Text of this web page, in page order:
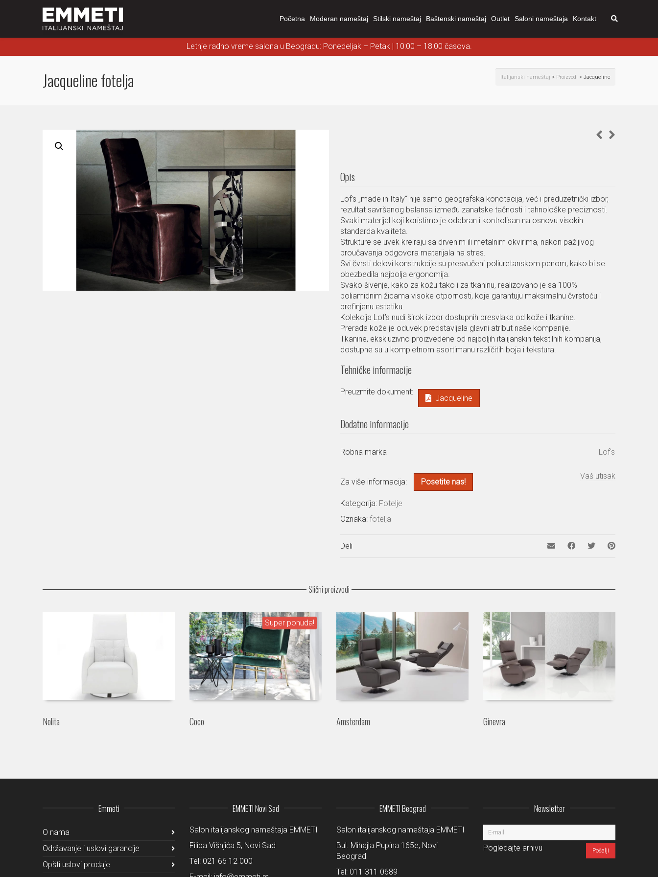
Početna Moderan nameštaj Stilski nameštaj Baštenski nameštaj Outlet Saloni nameštaja Kontakt
Letnje radno vreme salona u Beogradu: Ponedeljak – Petak | 10:00 – 18:00 časova.
Jacqueline fotelja Italijanski nameštaj > Proizvodi > Jacqueline
Opis
Lof’s „made in Italy“ nije samo geografska konotacija, već i preduzetnički izbor,
rezultat savršenog balansa između zanatske tačnosti i tehnološke preciznosti.
Svaki materijal koji koristimo je odabran i kontrolisan na osnovu visokih
standarda kvaliteta.
Strukture se uvek kreiraju sa drvenim ili metalnim okvirima, nakon pažljivog
proučavanja odgovora materijala na stres.
Svi čvrsti delovi konstrukcije su presvučeni poliuretanskom penom, kako bi se
obezbedila najbolja ergonomija.
Svako šivenje, kako za kožu tako i za tkaninu, realizovano je sa 100%
poliamidnim žicama visoke otpornosti, koje garantuju maksimalnu čvrstoću i
prefinjenu estetiku.
Kolekcija Lof’s nudi širok izbor dostupnih presvlaka od kože i tkanine.
Prerada kože je oduvek predstavljala glavni atribut naše kompanije.
Tkanine, ekskluzivno proizvedene od najboljih italijanskih tekstilnih kompanija,
dostupne su u kompletnom asortimanu različitih boja i tekstura.
Tehničke informacije
Preuzmite dokument:
Jacqueline
Dodatne informacije
Robna marka Lof's
Za više informacija: Posetite nas!
Vaš utisak
Kategorija: Fotelje
Oznaka:fotelja
Deli
Slični proizvodi
Nolita Coco Amsterdam Ginevra
Emmeti
O nama
Održavanje i uslovi garancije
Opšti uslovi prodaje
EMMETI Novi Sad
Salon italijanskog nameštaja EMMETI
Filipa Višnjića 5, Novi Sad
Tel: 021 66 12 000
EMMETI Beograd
Salon italijanskog nameštaja EMMETI
Bul. Mihajla Pupina 165e, Novi
Beograd
Tel: 011 311 0689
Newsletter
Pogledajte arhivu